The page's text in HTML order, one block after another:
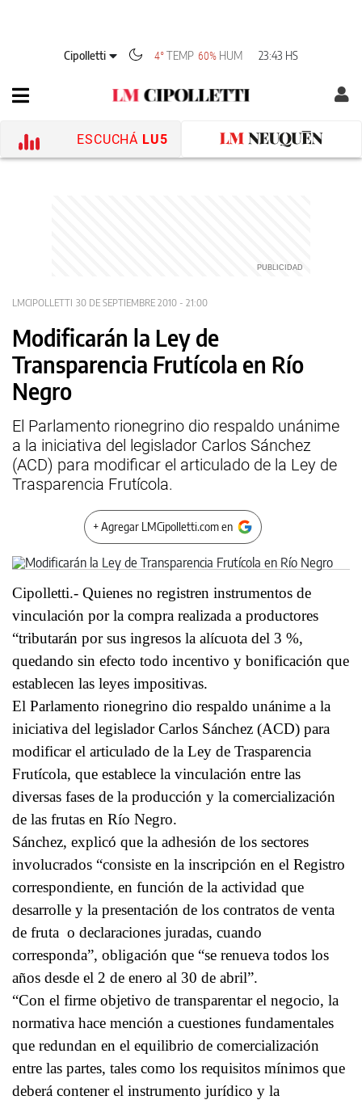
Cipolletti 4° TEMP 60% HUM 23:43 HS
ESCUCHÁ LU5
LMCIPOLLETTI 30 DE SEPTIEMBRE 2010 - 21:00
Modificarán la Ley de
Transparencia Frutícola en Río
Negro
El Parlamento rionegrino dio respaldo unánime
a la iniciativa del legislador Carlos Sánchez
(ACD) para modificar el articulado de la Ley de
Trasparencia Frutícola.
+ Agregar LMCipolletti.com en
Cipolletti.- Quienes no registren instrumentos de
vinculación por la compra realizada a productores
“tributarán por sus ingresos la alícuota del 3 %,
quedando sin efecto todo incentivo y bonificación que
establecen las leyes impositivas.
El Parlamento rionegrino dio respaldo unánime a la
iniciativa del legislador Carlos Sánchez (ACD) para
modificar el articulado de la Ley de Trasparencia
Frutícola, que establece la vinculación entre las
diversas fases de la producción y la comercialización
de las frutas en Río Negro.
Sánchez, explicó que la adhesión de los sectores
involucrados “consiste en la inscripción en el Registro
correspondiente, en función de la actividad que
desarrolle y la presentación de los contratos de venta
de fruta o declaraciones juradas, cuando
corresponda”, obligación que “se renueva todos los
años desde el 2 de enero al 30 de abril”.
“Con el firme objetivo de transparentar el negocio, la
normativa hace mención a cuestiones fundamentales
que redundan en el equilibrio de comercialización
entre las partes, tales como los requisitos mínimos que
deberá contener el instrumento jurídico y la